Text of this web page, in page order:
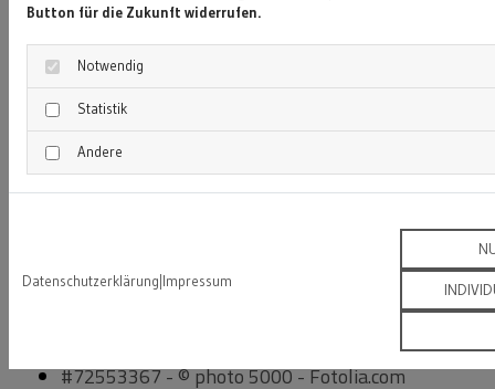
ihrem Inhalt und ihrer Gültigkeit davon unberührt.
Hinweis zur Barrierefreiheit
Wir bemühen uns, unsere digitalen Inhalte barrierefrei
im Sinne des BFSG sowie der Barrierefreie-
Informationstechnik-Verordnung (BITV) anzubieten.
#72553367 - © photo 5000 - Fotolia.com
Button für die Zukunft widerrufen.
Notwendig
Statistik
Andere
Datenschutzerklärung|Impressum